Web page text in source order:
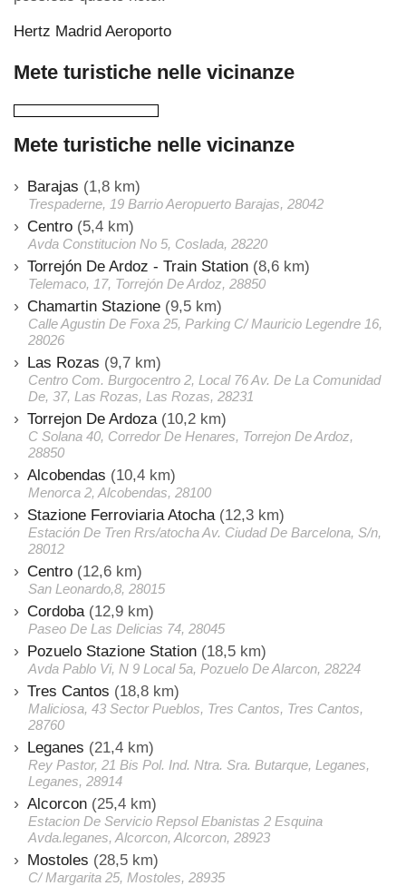
Hertz Madrid Aeroporto
Mete turistiche nelle vicinanze
Mete turistiche nelle vicinanze
Barajas (1,8 km)
Trespaderne, 19 Barrio Aeropuerto Barajas, 28042
Centro (5,4 km)
Avda Constitucion No 5, Coslada, 28220
Torrejón De Ardoz - Train Station (8,6 km)
Telemaco, 17, Torrejón De Ardoz, 28850
Chamartin Stazione (9,5 km)
Calle Agustin De Foxa 25, Parking C/ Mauricio Legendre 16,
28026
Las Rozas (9,7 km)
Centro Com. Burgocentro 2, Local 76 Av. De La Comunidad
De, 37, Las Rozas, Las Rozas, 28231
Torrejon De Ardoza (10,2 km)
C Solana 40, Corredor De Henares, Torrejon De Ardoz,
28850
Alcobendas (10,4 km)
Menorca 2, Alcobendas, 28100
Stazione Ferroviaria Atocha (12,3 km)
Estación De Tren Rrs/atocha Av. Ciudad De Barcelona, S/n,
28012
Centro (12,6 km)
San Leonardo,8, 28015
Cordoba (12,9 km)
Paseo De Las Delicias 74, 28045
Pozuelo Stazione Station (18,5 km)
Avda Pablo Vi, N 9 Local 5a, Pozuelo De Alarcon, 28224
Tres Cantos (18,8 km)
Maliciosa, 43 Sector Pueblos, Tres Cantos, Tres Cantos,
28760
Leganes (21,4 km)
Rey Pastor, 21 Bis Pol. Ind. Ntra. Sra. Butarque, Leganes,
Leganes, 28914
Alcorcon (25,4 km)
Estacion De Servicio Repsol Ebanistas 2 Esquina
Avda.leganes, Alcorcon, Alcorcon, 28923
Mostoles (28,5 km)
C/ Margarita 25, Mostoles, 28935